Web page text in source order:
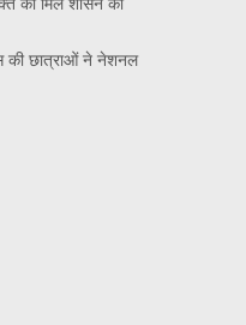
की छात्राओं ने नेशनल